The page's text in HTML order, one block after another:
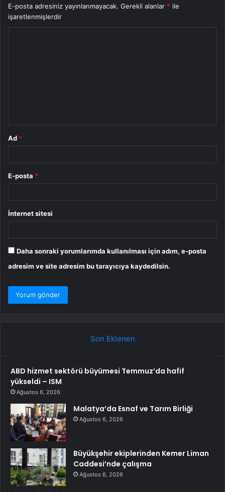
E-posta adresiniz yayınlanmayacak. Gerekli alanlar * ile
işaretlenmişlerdir
Ad *
E-posta *
İnternet sitesi
Daha sonraki yorumlarımda kullanılması için adım, e-posta
adresim ve site adresim bu tarayıcıya kaydedilsin.
Son Eklenen
ABD hizmet sektörü büyümesi Temmuz’da hafif
yükseldi – ISM
Ağustos 6, 2026
Malatya’da Esnaf ve Tarım Birliği
Ağustos 6, 2026
Büyükşehir ekiplerinden Kemer Liman
Caddesi’nde çalışma
Ağustos 6, 2026